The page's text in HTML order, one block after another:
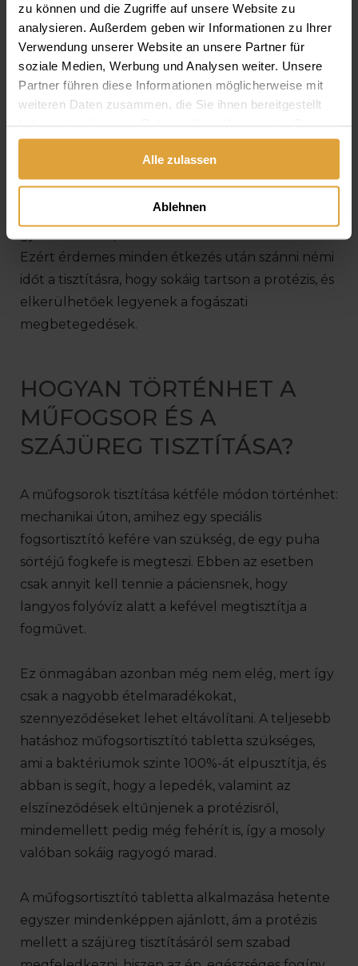
zu können und die Zugriffe auf unsere Website zu
analysieren. Außerdem geben wir Informationen zu Ihrer
Verwendung unserer Website an unsere Partner für
soziale Medien, Werbung und Analysen weiter. Unsere
Partner führen diese Informationen möglicherweise mit
weiteren Daten zusammen, die Sie ihnen bereitgestellt
haben oder die sie im Rahmen Ihrer Nutzung der Dienste
gesammelt haben.
Alle zulassen
Ablehnen
A napjainkban készülő műfogsorok, hála a
modern fogtechnikai anyagoknak, valamint a
technológia fejlődésének, már akár egész nap
viselhetőek, vagyis a vizespohárnak, amiben
éjszakára tárolni kellett a protézist, búcsút lehet
inteni.
A műfogsorok tisztítását azonban soha nem
szabad elhanyagolni, mert a rajtuk megtelepedő
baktériumok, gombák, és a lepedék az íny
gyulladásához, és rossz lehelethez vezethetnek.
Ezért érdemes minden étkezés után szánni némi
időt a tisztításra, hogy sokáig tartson a protézis, és
elkerülhetőek legyenek a fogászati
megbetegedések.
HOGYAN TÖRTÉNHET A
MŰFOGSOR ÉS A
SZÁJÜREG TISZTÍTÁSA?
A műfogsorok tisztítása kétféle módon történhet:
mechanikai úton, amihez egy speciális
fogsortisztító kefére van szükség, de egy puha
sörtéjű fogkefe is megteszi. Ebben az esetben
csak annyit kell tennie a páciensnek, hogy
langyos folyóvíz alatt a kefével megtisztítja a
fogművet.
Ez önmagában azonban még nem elég, mert így
csak a nagyobb ételmaradékokat,
szennyeződéseket lehet eltávolítani. A teljesebb
hatáshoz műfogsortisztító tabletta szükséges,
ami a baktériumok szinte 100%-át elpusztítja, és
abban is segít, hogy a lepedék, valamint az
elszíneződések eltűnjenek a protézisről,
mindemellett pedig még fehérít is, így a mosoly
valóban sokáig ragyogó marad.
A műfogsortisztító tabletta alkalmazása hetente
egyszer mindenképpen ajánlott, ám a protézis
mellett a szájüreg tisztításáról sem szabad